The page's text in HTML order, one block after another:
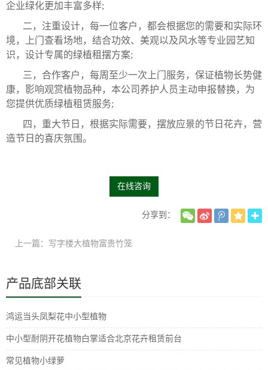
企业绿化更加丰富多样;
二，注重设计，每一位客户，都会根据您的需要和实际环
境，上门查看场地，结合功效、美观以及风水等专业园艺知
识，设计专属的绿植租摆方案;
三，合作客户，每周至少一次上门服务，保证植物长势健
康，影响观赏植物品种，本公司养护人员主动申报替换，为
您提供优质绿植租赁服务;
四，重大节日，根据实际需要，摆放应景的节日花卉，营
造节日的喜庆氛围。
在线咨询
分享到：
上一篇：写字楼大植物富贵竹笼
产品底部关联
鸿运当头凤梨花中小型植物
中小型耐阴开花植物白掌适合北京花卉租赁前台
常见植物小绿萝